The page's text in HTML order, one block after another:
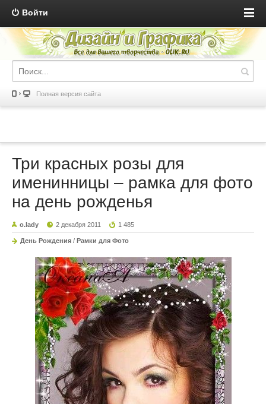
Войти
Полная версия сайта
Три красных розы для
именинницы – рамка для фото
на день рожденья
o.lady 2 декабря 2011 1 485
День Рождения / Рамки для Фото